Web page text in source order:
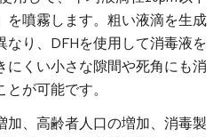
を噴霧します。粗い液滴を生成
なり、DFHを使用して消毒液を
にくい小さな隙間や死角にも消
が可能です。
加、高齢者人口の増加、消毒製